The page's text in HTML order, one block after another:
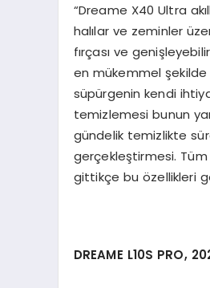
“Dreame X40 Ultra
halılar ve zeminler
fırçası ve
en mükemmel şekilde
süpürgenin kendi
temizlemesi bunun
gündelik temizlikte
gerçekleştirmesi. Tüm
gittikçe bu özellikleri
DREAME L10S PRO,